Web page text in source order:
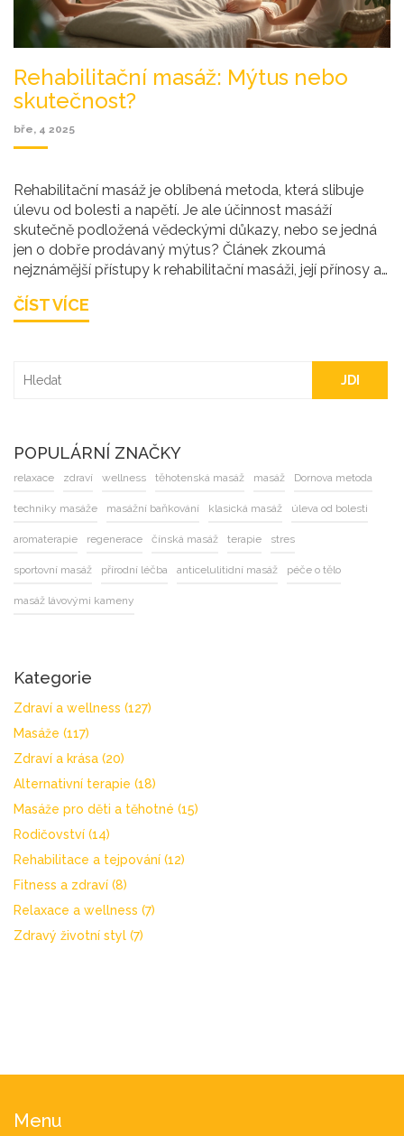
Rehabilitační masáž: Mýtus nebo
skutečnost?
bře, 4 2025
Rehabilitační masáž je oblíbená metoda, která slibuje
úlevu od bolesti a napětí. Je ale účinnost masáží
skutečně podložená vědeckými důkazy, nebo se jedná
jen o dobře prodávaný mýtus? Článek zkoumá
nejznámější přístupy k rehabilitační masáži, její přínosy a
také praktické tipy pro ty, kdo hledají úlevu od bolesti a
ČÍST VÍCE
JDI
POPULÁRNÍ ZNAČKY
relaxace zdraví wellness těhotenská masáž masáž Dornova metoda
techniky masáže masážní baňkování klasická masáž úleva od bolesti
aromaterapie regenerace čínská masáž terapie stres
sportovní masáž přírodní léčba anticelulitidní masáž péče o tělo
masáž lávovými kameny
Kategorie
Zdraví a wellness (127)
Masáže (117)
Zdraví a krása (20)
Alternativní terapie (18)
Masáže pro děti a těhotné (15)
Rodičovství (14)
Rehabilitace a tejpování (12)
Fitness a zdraví (8)
Relaxace a wellness (7)
Zdravý životní styl (7)
Menu